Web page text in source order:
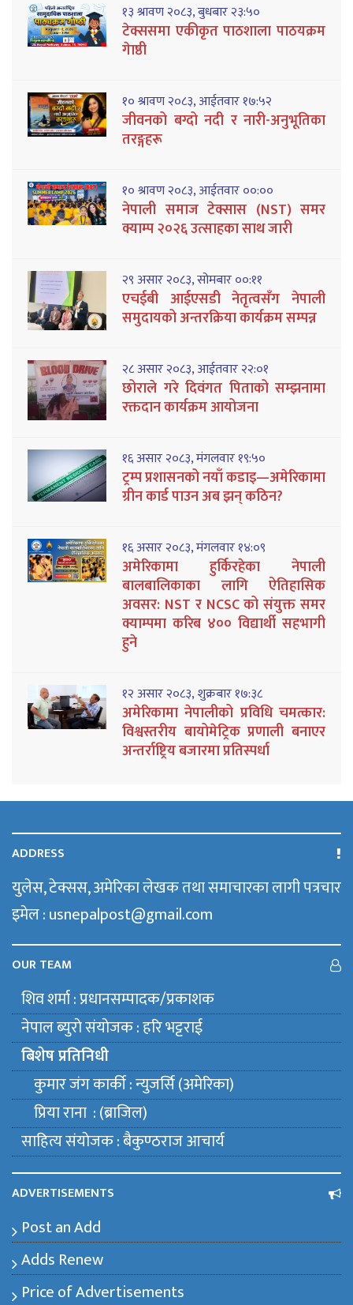
१३ श्रावण २०८३, बुधबार २३:५०
टेक्ससमा एकीकृत पाठशाला पाठयक्रम
गेाष्ठी
१० श्रावण २०८३, आईतवार १७:५२
जीवनको बग्दो नदी र नारी-अनुभूतिका
तरङ्गहरू
१० श्रावण २०८३, आईतवार ००:००
नेपाली समाज टेक्सास (NST) समर
क्याम्प २०२६ उत्साहका साथ जारी
२९ असार २०८३, सोमबार ००:११
एचईबी आईएसडी नेतृत्वसँग नेपाली
समुदायको अन्तरक्रिया कार्यक्रम सम्पन्न
२८ असार २०८३, आईतवार २२:०१
छोराले गरे दिवंगत पिताको सम्झनामा
रक्तदान कार्यक्रम आयोजना
१६ असार २०८३, मंगलवार १९:५०
ट्रम्प प्रशासनको नयाँ कडाइ—अमेरिकामा
ग्रीन कार्ड पाउन अब झन् कठिन?
१६ असार २०८३, मंगलवार १४:०९
अमेरिकामा हुर्किरहेका नेपाली
बालबालिकाका लागि ऐतिहासिक
अवसर: NST र NCSC को संयुक्त समर
क्याम्पमा करिब ४०० विद्यार्थी सहभागी
हुने
१२ असार २०८३, शुक्रबार १७:३८
अमेरिकामा नेपालीको प्रविधि चमत्कार:
विश्वस्तरीय बायोमेट्रिक प्रणाली बनाएर
अन्तर्राष्ट्रिय बजारमा प्रतिस्पर्धा
ADDRESS
युलेस, टेक्सस, अमेरिका लेखक तथा समाचारका लागी पत्रचार
इमेल : usnepalpost@gmail.com
OUR TEAM
शिव शर्मा : प्रधानसम्पादक/प्रकाशक
नेपाल ब्युराे संयाेजक : हरि भट्टराई
बिशेष प्रतिनिधी
कुमार जंग कार्की : न्युजर्सि (अमेरिका)
प्रिया राना : (ब्राजिल)
साहित्य संयाेजक : बैकुण्ठराज आचार्य
ADVERTISEMENTS
Post an Add
Adds Renew
Price of Advertisements